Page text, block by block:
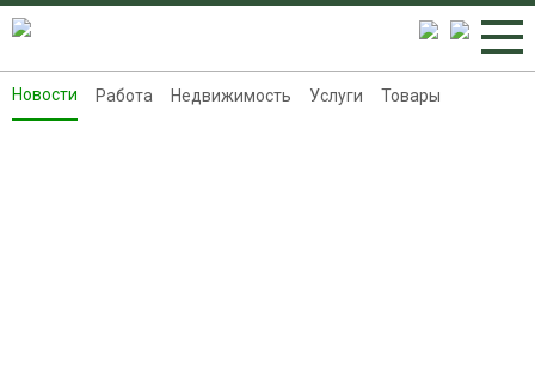
Новости
Новости Работа Недвижимость Услуги Товары